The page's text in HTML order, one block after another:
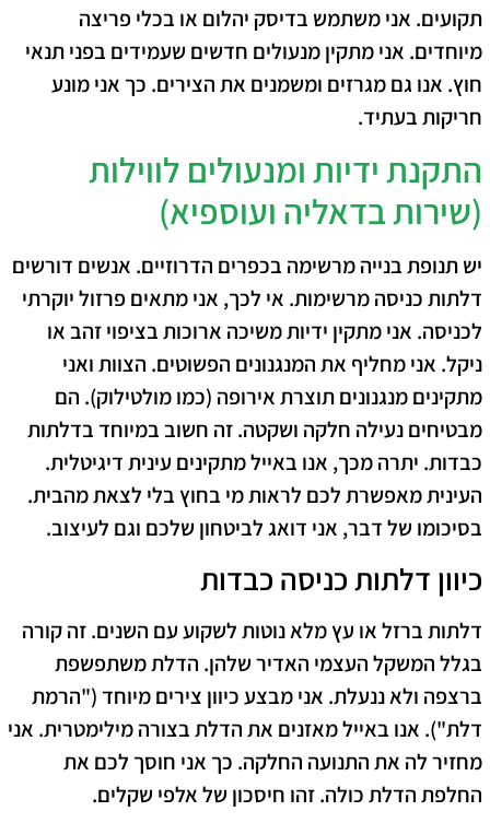
תקועים. אני משתמש בדיסק יהלום או בכלי פריצה
מיוחדים. אני מתקין מנעולים חדשים שעמידים בפני תנאי
חוץ. אנו גם מגרזים ומשמנים את הצירים. כך אני מונע
חריקות בעתיד.
התקנת ידיות ומנעולים לווילות
(שירות בדאליה ועוספיא)
יש תנופת בנייה מרשימה בכפרים הדרוזיים. אנשים דורשים
דלתות כניסה מרשימות. אי לכך, אני מתאים פרזול יוקרתי
לכניסה. אני מתקין ידיות משיכה ארוכות בציפוי זהב או
ניקל. אני מחליף את המנגנונים הפשוטים. הצוות ואני
מתקינים מנגנונים תוצרת אירופה (כמו מולטילוק). הם
מבטיחים נעילה חלקה ושקטה. זה חשוב במיוחד בדלתות
כבדות. יתרה מכך, אנו באייל מתקינים עינית דיגיטלית.
העינית מאפשרת לכם לראות מי בחוץ בלי לצאת מהבית.
בסיכומו של דבר, אני דואג לביטחון שלכם וגם לעיצוב.
כיוון דלתות כניסה כבדות
דלתות ברזל או עץ מלא נוטות לשקוע עם השנים. זה קורה
בגלל המשקל העצמי האדיר שלהן. הדלת משתפשפת
ברצפה ולא ננעלת. אני מבצע כיוון צירים מיוחד ("הרמת
דלת"). אנו באייל מאזנים את הדלת בצורה מילימטרית. אני
מחזיר לה את התנועה החלקה. כך אני חוסך לכם את
החלפת הדלת כולה. זהו חיסכון של אלפי שקלים.